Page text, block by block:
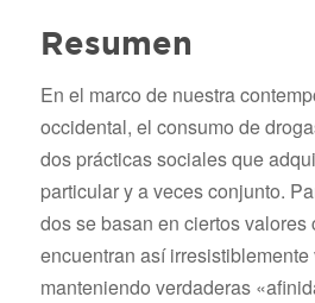
Resumen
En el marco de nuestra
occidental, el consumo de
dos prácticas sociales que
particular y a veces conjunto.
dos se basan en ciertos valores
encuentran así
manteniendo verdaderas